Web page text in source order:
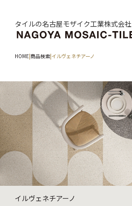
タイルの名古屋モザイク工業株式会社
HOME|商品検索|イルヴェネチアーノ
イルヴェネチアーノ